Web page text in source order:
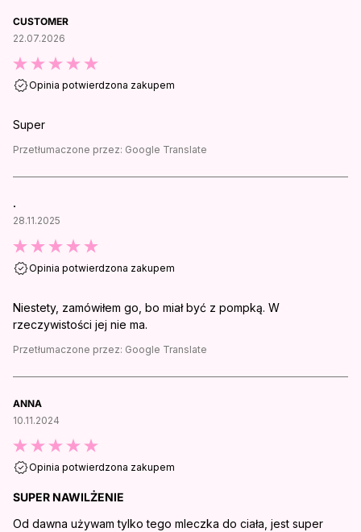
CUSTOMER
22.07.2026
Opinia potwierdzona zakupem
Super
Przetłumaczone przez: Google Translate
.
28.11.2025
Opinia potwierdzona zakupem
Niestety, zamówiłem go, bo miał być z pompką. W
rzeczywistości jej nie ma.
Przetłumaczone przez: Google Translate
ANNA
10.11.2024
Opinia potwierdzona zakupem
SUPER NAWILŻENIE
Od dawna używam tylko tego mleczka do ciała, jest super